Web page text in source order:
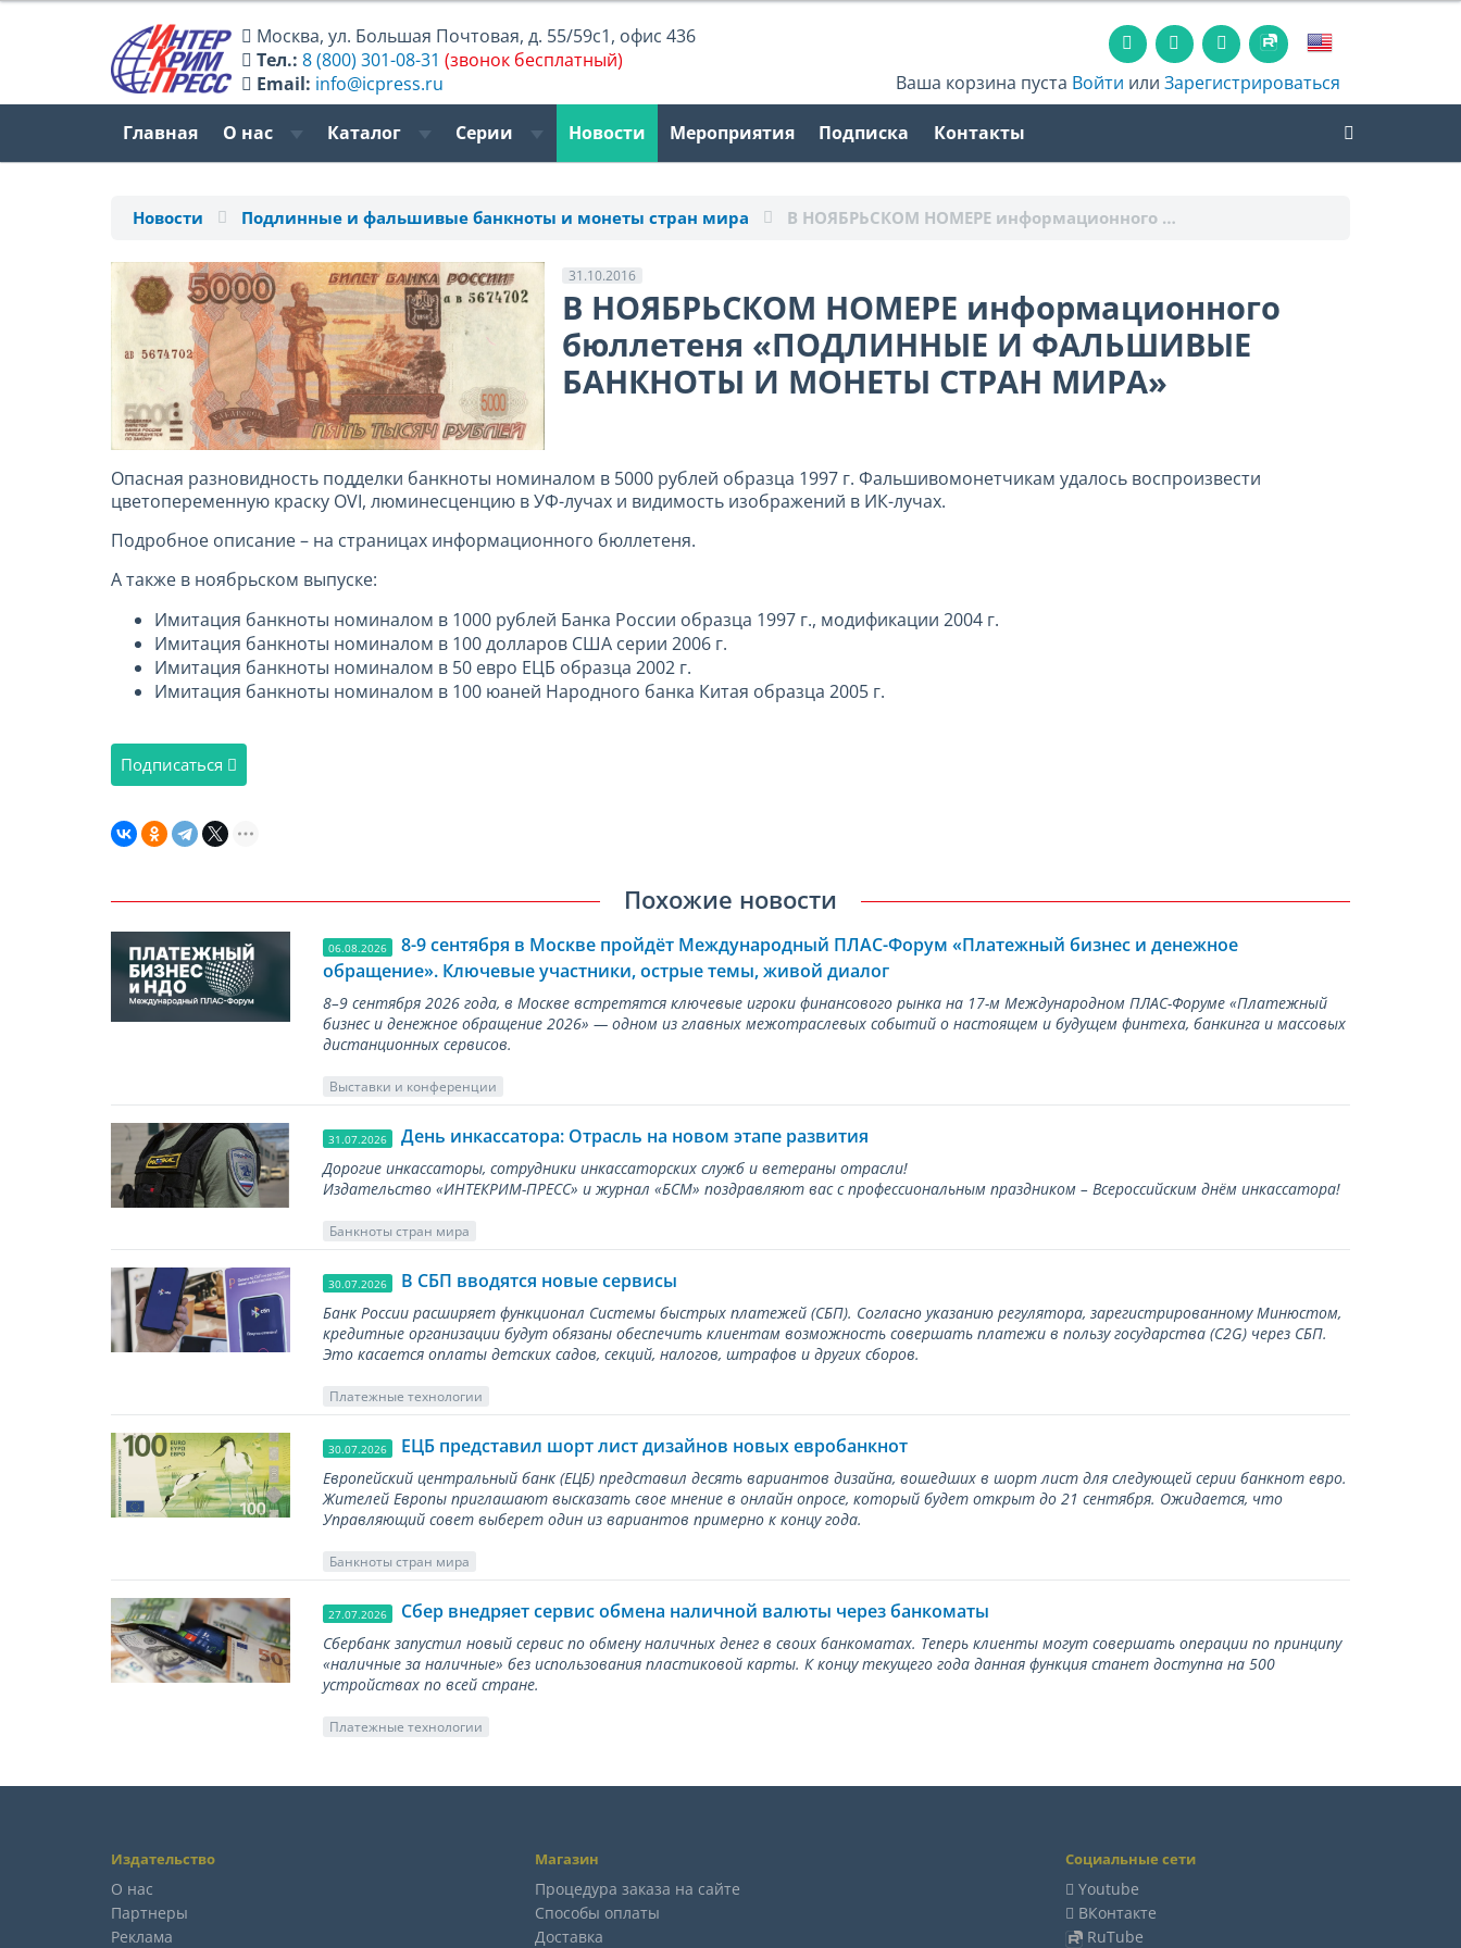
Москва,ул. Большая Почтовая, д. 55/59с1, офис 436
Тел.: 8 (800) 301-08-31 (звонок бесплатный)
Email: info@icpress.ru Ваша корзина пуста Войти илиЗарегистрироваться
Главная О нас Каталог Серии Новости Мероприятия Подписка Контакты
Новости Подлинные и фальшивые банкноты и монеты стран мира В НОЯБРЬСКОМ НОМЕРЕ информационного …
31.10.2016
В НОЯБРЬСКОМ НОМЕРЕ информационного
бюллетеня «ПОДЛИННЫЕ И ФАЛЬШИВЫЕ
БАНКНОТЫ И МОНЕТЫ СТРАН МИРА»
Опасная разновидность подделки банкноты номиналом в 5000 рублей образца 1997 г. Фальшивомонетчикам удалось воспроизвести
цветопеременную краску OVI, люминесценцию в УФ-лучах и видимость изображений в ИК-лучах.
Подробное описание – на страницах информационного бюллетеня.
А также в ноябрьском выпуске:
Имитация банкноты номиналом в 1000 рублей Банка России образца 1997 г., модификации 2004 г.
Имитация банкноты номиналом в 100 долларов США серии 2006 г.
Имитация банкноты номиналом в 50 евро ЕЦБ образца 2002 г.
Имитация банкноты номиналом в 100 юаней Народного банка Китая образца 2005 г.
Подписаться
Похожие новости
06.08.2026
8-9 сентября в Москве пройдёт Международный ПЛАС-Форум «Платежный бизнес и денежное
обращение». Ключевые участники, острые темы, живой диалог
8–9 сентября 2026 года, в Москве встретятся ключевые игроки финансового рынка на 17-м Международном ПЛАС-Форуме «Платежный
бизнес и денежное обращение 2026» — одном из главных межотраслевых событий о настоящем и будущем финтеха, банкинга и массовых
дистанционных сервисов.
Выставки и конференции
31.07.2026 День инкассатора: Отрасль на новом этапе развития
Дорогие инкассаторы, сотрудники инкассаторских служб и ветераны отрасли!
Издательство «ИНТЕКРИМ-ПРЕСС» и журнал «БСМ» поздравляют вас с профессиональным праздником – Всероссийским днём инкассатора!
Банкноты стран мира
30.07.2026 В СБП вводятся новые сервисы
Банк России расширяет функционал Системы быстрых платежей (СБП). Согласно указанию регулятора, зарегистрированному Минюстом,
кредитные организации будут обязаны обеспечить клиентам возможность совершать платежи в пользу государства (С2G) через СБП.
Это касается оплаты детских садов, секций, налогов, штрафов и других сборов.
Платежные технологии
30.07.2026 ЕЦБ представил шорт лист дизайнов новых евробанкнот
Европейский центральный банк (ЕЦБ) представил десять вариантов дизайна, вошедших в шорт лист для следующей серии банкнот евро.
Жителей Европы приглашают высказать свое мнение в онлайн опросе, который будет открыт до 21 сентября. Ожидается, что
Управляющий совет выберет один из вариантов примерно к концу года.
Банкноты стран мира
27.07.2026 Сбер внедряет сервис обмена наличной валюты через банкоматы
Сбербанк запустил новый сервис по обмену наличных денег в своих банкоматах. Теперь клиенты могут совершать операции по принципу
«наличные за наличные» без использования пластиковой карты. К концу текущего года данная функция станет доступна на 500
устройствах по всей стране.
Платежные технологии
Издательство
О нас
Партнеры
Реклама
Магазин
Процедура заказа на сайте
Способы оплаты
Доставка
Социальные сети
Youtube
ВКонтакте
RuTube